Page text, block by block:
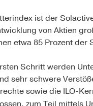
ist der
von Aktien
etwa 85 Prozent
Schritt werden
sehr schwere
sowie die ILO-